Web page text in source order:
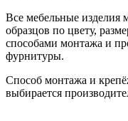
Все мебельные изделия
образцов по цвету,
способами монтажа и
фурнитуры.
Способ монтажа и
выбирается